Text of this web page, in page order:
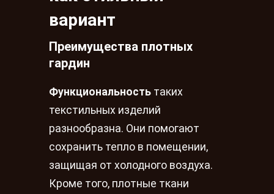
вариант
Преимущества плотных
гардин
Функциональность таких
текстильных изделий
разнообразна. Они помогают
сохранить тепло в помещении,
защищая от холодного воздуха.
Кроме того, плотные ткани